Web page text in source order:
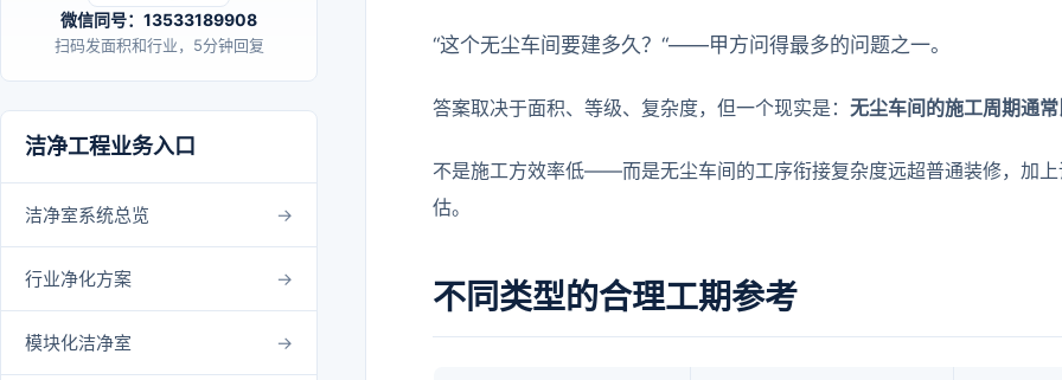
微信同号：13533189908
扫码发面积和行业，5分钟回复
洁净工程业务入口
洁净室系统总览
行业净化方案
模块化洁净室
“这个无尘车间要建多久？“——甲方问得最多的问题之一。
答案取决于面积、等级、复杂度，但一个现实是： 无尘车间的施工周期通
不是施工方效率低——而是无尘车间的工序衔接复杂度远超普通装修，加
估。
不同类型的合理工期参考